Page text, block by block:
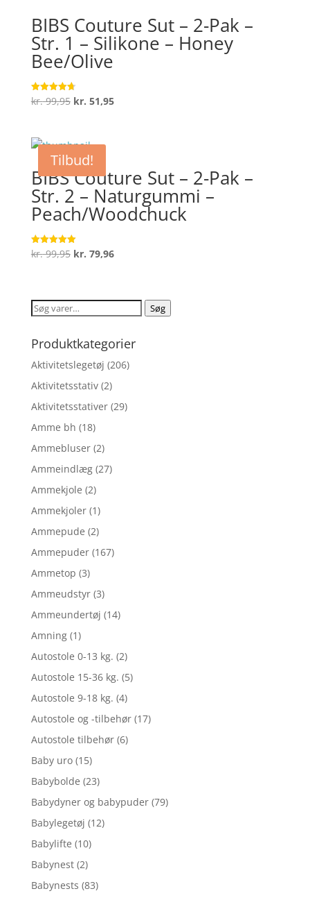
BIBS Couture Sut – 2-Pak –
Str. 1 – Silikone – Honey
Bee/Olive
Vurderet
4.7
kr.99,95 Den
var:
kr. 99,95.
kr. 51,95Den
Tilbud!
BIBS Couture Sut – 2-Pak –
Str. 2 – Naturgummi –
Peach/Woodchuck
Vurderet
5
kr.99,95 Den
var:
kr. 99,95.
kr. 79,96Den
er:
kr. 79,96.
Søg
Søg
Produktkategorier
Aktivitetslegetøj (206)
Aktivitetsstativ (2)
Aktivitetsstativer (29)
Amme bh (18)
Ammebluser (2)
Ammeindlæg (27)
Ammekjole (2)
Ammekjoler (1)
Ammepude (2)
Ammepuder (167)
Ammetop (3)
Ammeudstyr (3)
Ammeundertøj (14)
Amning (1)
Autostole 0-13 kg. (2)
Autostole 15-36 kg. (5)
Autostole 9-18 kg. (4)
Autostole og -tilbehør (17)
Autostole tilbehør (6)
Baby uro (15)
Babybolde (23)
Babydyner og babypuder (79)
Babylegetøj (12)
Babylifte (10)
Babynest (2)
Babynests (83)